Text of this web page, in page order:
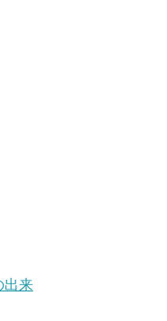
出来